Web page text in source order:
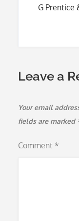
G Prentice
Leave a
Your email
fields are marked
Comment *